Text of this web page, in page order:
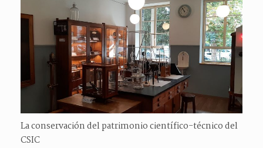
La conservación del patrimonio científico-técnico del
CSIC